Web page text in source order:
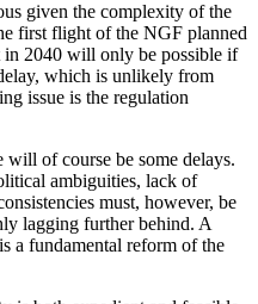
given the complexity of the
first flight of the NGF planned
in 2040 will only be possible if
which is unlikely from
issue is the regulation
will of course be some delays.
ambiguities, lack of
must, however, be
lagging further behind. A
a fundamental reform of the